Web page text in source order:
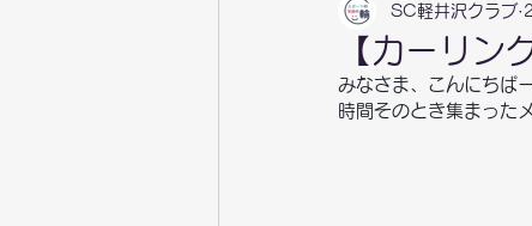
グループライド（サイクリング）
【カーリン
SC軽井沢クラブ
みなさま、こんにちぱ
時間そのとき集まった